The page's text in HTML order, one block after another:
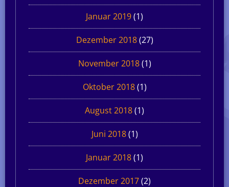
Januar 2019(1)
Dezember 2018(27)
November 2018(1)
Oktober 2018(1)
August 2018(1)
Juni 2018(1)
Januar 2018(1)
Dezember 2017(2)